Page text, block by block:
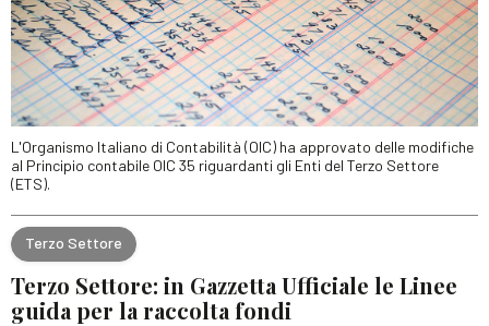
L'Organismo Italiano di Contabilità (OIC) ha approvato delle modifiche
al Principio contabile OIC 35 riguardanti gli Enti del Terzo Settore
(ETS).
Terzo Settore
Terzo Settore: in Gazzetta Ufficiale le Linee
guida per la raccolta fondi